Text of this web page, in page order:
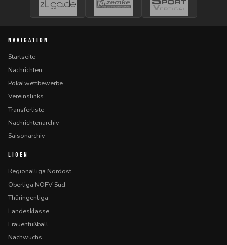
NAVIGATION
Startseite
Nachrichten
Pokalwettbewerbe
Vereinslinks
Transferliste
Nachrichtenarchiv
Saisonarchiv
LIGEN
Regionalliga Nordost
Oberliga NOFV Süd
Thüringenliga
Landesklasse
Frauenfußball
Nachwuchs